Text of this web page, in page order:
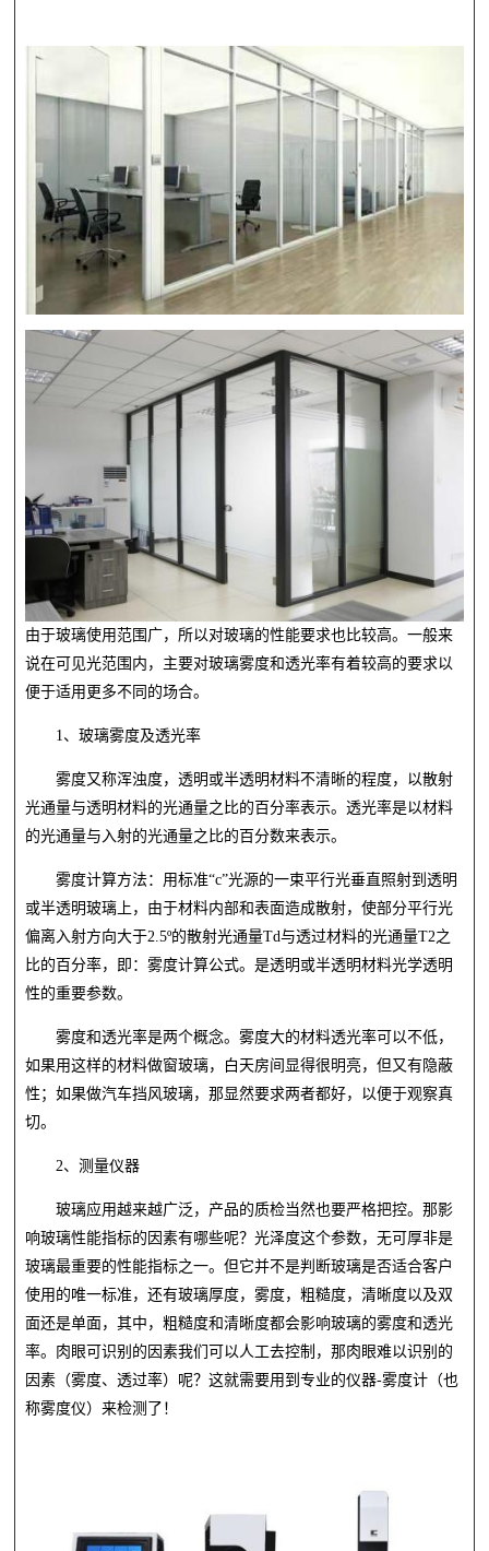
由于玻璃使用范围广，所以对玻璃的性能要求也比较高。一般来
说在可见光范围内，主要对玻璃雾度和透光率有着较高的要求以
便于适用更多不同的场合。
1、玻璃雾度及透光率
雾度又称浑浊度，透明或半透明材料不清晰的程度，以散射
光通量与透明材料的光通量之比的百分率表示。透光率是以材料
的光通量与入射的光通量之比的百分数来表示。
雾度计算方法：用标准“c”光源的一束平行光垂直照射到透明
或半透明玻璃上，由于材料内部和表面造成散射，使部分平行光
偏离入射方向大于2.5º的散射光通量Td与透过材料的光通量T2之
比的百分率，即：雾度计算公式。是透明或半透明材料光学透明
性的重要参数。
雾度和透光率是两个概念。雾度大的材料透光率可以不低，
如果用这样的材料做窗玻璃，白天房间显得很明亮，但又有隐蔽
性；如果做汽车挡风玻璃，那显然要求两者都好，以便于观察真
切。
2、测量仪器
玻璃应用越来越广泛，产品的质检当然也要严格把控。那影
响玻璃性能指标的因素有哪些呢？光泽度这个参数，无可厚非是
玻璃最重要的性能指标之一。但它并不是判断玻璃是否适合客户
使用的唯一标准，还有玻璃厚度，雾度，粗糙度，清晰度以及双
面还是单面，其中，粗糙度和清晰度都会影响玻璃的雾度和透光
率。肉眼可识别的因素我们可以人工去控制，那肉眼难以识别的
因素（雾度、透过率）呢？这就需要用到专业的仪器-雾度计（也
称雾度仪）来检测了！